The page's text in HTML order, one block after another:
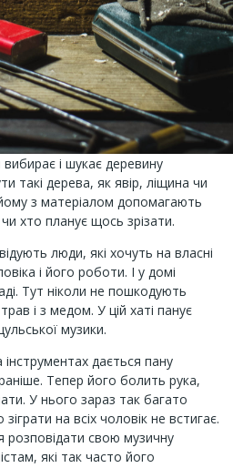
вибирає і шукає деревину
такі дерева, як явір, ліщина чи
з матеріалом допомагають
хто планує щось зрізати.
люди, які хочуть на власні
і його роботи. І у домі
Тут ніколи не пошкодують
і з медом. У цій хаті панує
музики.
дається пану
Тепер його болить рука,
У нього зараз так багато
на всіх чоловік не встигає.
розповідати свою музичну
які так часто його